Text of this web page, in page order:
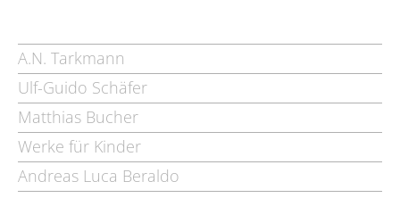
A.N. Tarkmann
Ulf-Guido Schäfer
Matthias Bucher
Werke für Kinder
Andreas Luca Beraldo